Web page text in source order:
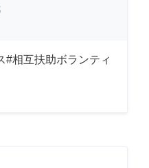
#相互扶助ボランティ